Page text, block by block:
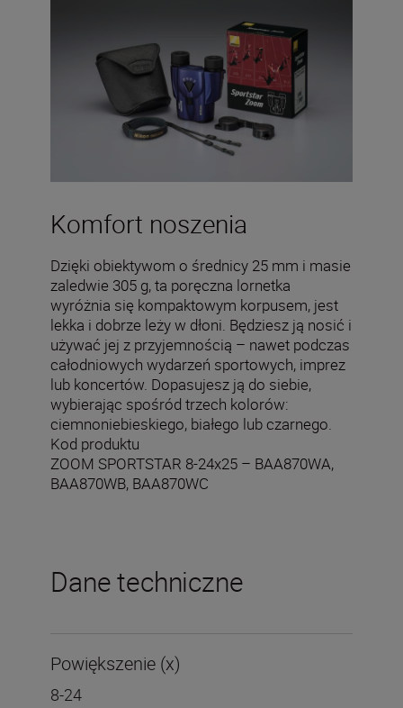
Komfort noszenia
Dzięki obiektywom o średnicy 25 mm i masie
zaledwie 305 g, ta poręczna lornetka
wyróżnia się kompaktowym korpusem, jest
lekka i dobrze leży w dłoni. Będziesz ją nosić i
używać jej z przyjemnością – nawet podczas
całodniowych wydarzeń sportowych, imprez
lub koncertów. Dopasujesz ją do siebie,
wybierając spośród trzech kolorów:
ciemnoniebieskiego, białego lub czarnego.
Kod produktu
ZOOM SPORTSTAR 8-24x25 – BAA870WA,
BAA870WB, BAA870WC
Dane techniczne
Powiększenie (x)
8-24